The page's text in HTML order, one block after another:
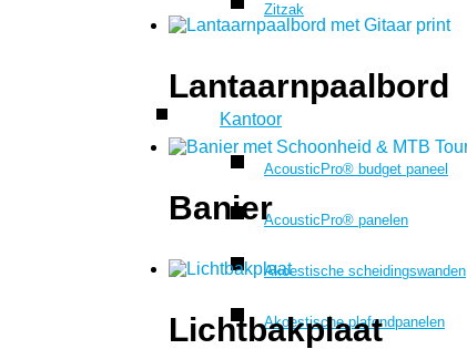
Zitzak
Kantoor
AcousticPro® budget paneel
AcousticPro® panelen
Akoestische scheidingswanden
Akoestische plafondpanelen
Lantaarnpaalbord
Banier
Lichtbakplaat